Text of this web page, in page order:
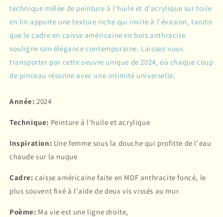
technique mêlée de peinture à l'huile et d'acrylique sur toile
en lin apporte une texture riche qui invite à l'évasion, tandis
que le cadre en caisse américaine en bois anthracite
souligne son élégance contemporaine. Laissez-vous
transporter par cette oeuvre unique de 2024, où chaque coup
de pinceau résonne avec une intimité universelle.
Année: 2024
Technique: Peinture à l'huile et acrylique
Inspiration: Une femme sous la douche qui profitte de l'eau
chaude sur la nuque
Cadre:caisse américaine faite en MDF anthracite foncé, le
plus souvent fixé à l'aide de deux vis vissés au mur
Poème: Ma vie est une ligne droite,